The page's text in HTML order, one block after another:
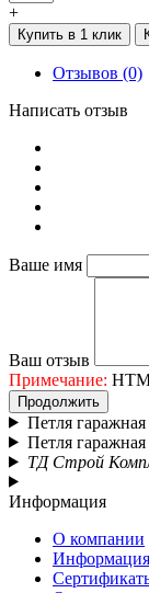
+
Купить в 1 клик
Отзывов (0)
Написать отзыв
Ваше имя
Ваш отзыв
Примечание:
Продолжить
Петля
Петля
ТД Строй
Информация
О компании
Информация